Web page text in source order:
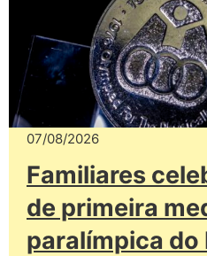
07/08/2026
Familiares
de primeira
paralímpica do